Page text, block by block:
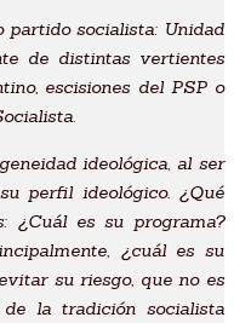
socialista: Unidad
de distintas vertientes
escisiones del PSP o
ideológica, al ser
perfil ideológico. ¿Qué
¿Cuál es su programa?
¿cuál es su
su riesgo, que no es
la tradición socialista